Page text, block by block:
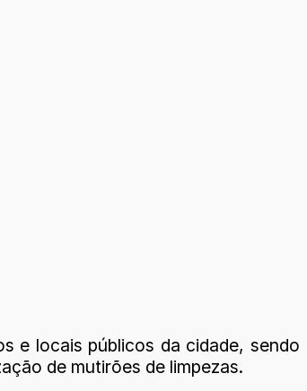
e locais públicos da cidade, sendo
de mutirões de limpezas.